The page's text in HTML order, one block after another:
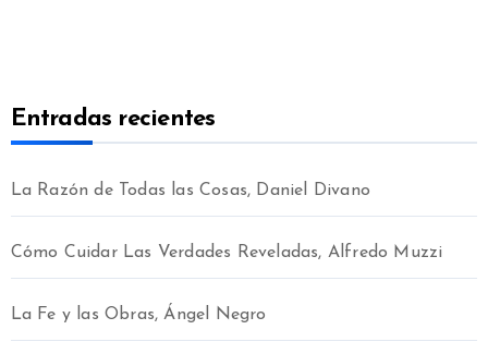
Entradas recientes
La Razón de Todas las Cosas, Daniel Divano
Cómo Cuidar Las Verdades Reveladas, Alfredo Muzzi
La Fe y las Obras, Ángel Negro